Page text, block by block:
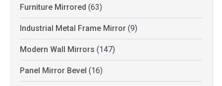
Furniture Mirrored (63)
Industrial Metal Frame Mirror (9)
Modern Wall Mirrors (147)
Panel Mirror Bevel (16)